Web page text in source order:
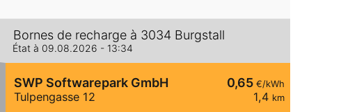
Bornes de recharge à 3034 Burgstall
État à 09.08.2026 - 13:34
0,65€/kWh
1,4 km
SWP Softwarepark GmbH
Tulpengasse 12